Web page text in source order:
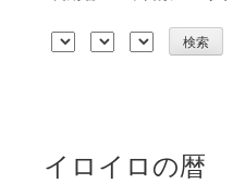
イロイロの暦